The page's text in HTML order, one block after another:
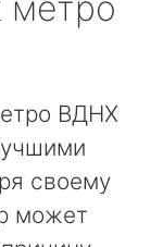
ВДНХ
своему
может